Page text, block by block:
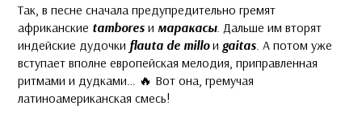
Так, в песне сначала предупредительно гремят
африканские tambores и маракасы. Дальше им вторят
индейские дудочки flauta de milloи gaitas . А потом уже
вступает вполне европейская мелодия, приправленная
ритмами и дудками… 🔥 Вот она, гремучая
латиноамериканская смесь!